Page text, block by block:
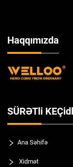
Haqqımızda
SÜRƏTli
Ana Səhifə
Xidmət